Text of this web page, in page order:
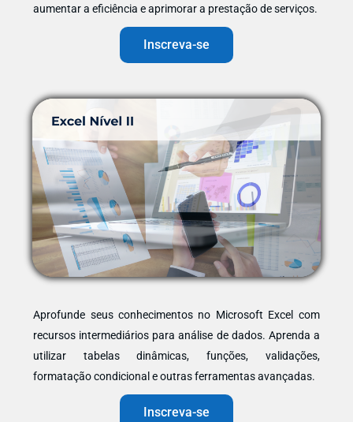
aumentar a eficiência e aprimorar a prestação de serviços.
Inscreva-se
Aprofunde seus conhecimentos no Microsoft Excel com
recursos intermediários para análise de dados. Aprenda a
utilizar tabelas dinâmicas, funções, validações,
formatação condicional e outras ferramentas avançadas.
Inscreva-se